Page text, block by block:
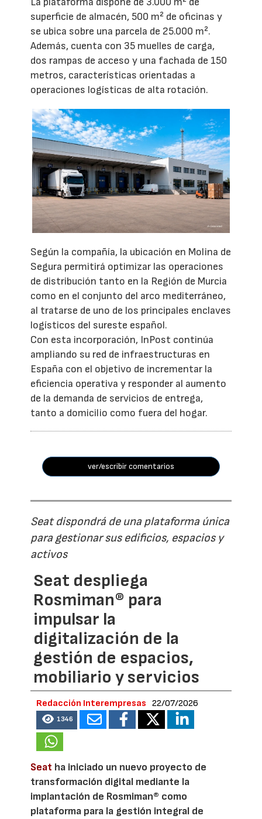
superficie de almacén, 500 m² de oficinas y
se ubica sobre una parcela de 25.000 m².
Además, cuenta con 35 muelles de carga,
dos rampas de acceso y una fachada de 150
metros, características orientadas a
operaciones logísticas de alta rotación.
Según la compañía, la ubicación en Molina de
Segura permitirá optimizar las operaciones
de distribución tanto en la Región de Murcia
como en el conjunto del arco mediterráneo,
al tratarse de uno de los principales enclaves
logísticos del sureste español.
Con esta incorporación, InPost continúa
ampliando su red de infraestructuras en
España con el objetivo de incrementar la
eficiencia operativa y responder al aumento
de la demanda de servicios de entrega,
tanto a domicilio como fuera del hogar.
ver/escribir comentarios
Seat dispondrá de una plataforma única
para gestionar sus edificios, espacios y
activos
Seat despliega
Rosmiman® para
impulsar la
digitalización de la
gestión de espacios,
mobiliario y servicios
Redacción Interempresas 22/07/2026
1346
Seat ha iniciado un nuevo proyecto de
transformación digital mediante la
implantación de Rosmiman® como
plataforma para la gestión integral de